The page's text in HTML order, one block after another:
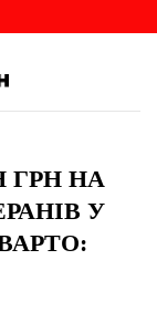
ГРН НА
У